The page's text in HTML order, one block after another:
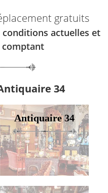
gratuits
actuelles et
comptant
34
Antiquaire 34